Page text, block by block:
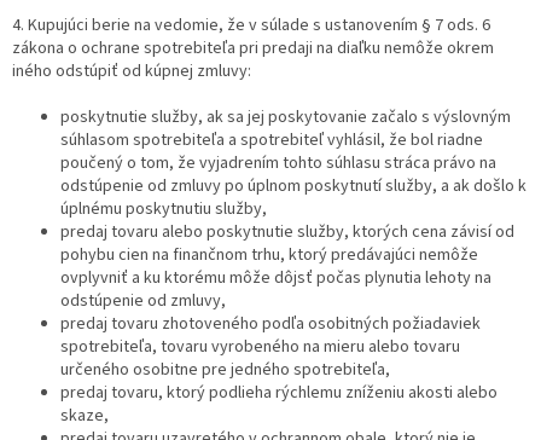
4. Kupujúci berie na vedomie, že v súlade s ustanovením § 7 ods. 6
zákona o ochrane spotrebiteľa pri predaji na diaľku nemôže okrem
iného odstúpiť od kúpnej zmluvy:
poskytnutie služby, ak sa jej poskytovanie začalo s výslovným
súhlasom spotrebiteľa a spotrebiteľ vyhlásil, že bol riadne
poučený o tom, že vyjadrením tohto súhlasu stráca právo na
odstúpenie od zmluvy po úplnom poskytnutí služby, a ak došlo k
úplnému poskytnutiu služby,
predaj tovaru alebo poskytnutie služby, ktorých cena závisí od
pohybu cien na finančnom trhu, ktorý predávajúci nemôže
ovplyvniť a ku ktorému môže dôjsť počas plynutia lehoty na
odstúpenie od zmluvy,
predaj tovaru zhotoveného podľa osobitných požiadaviek
spotrebiteľa, tovaru vyrobeného na mieru alebo tovaru
určeného osobitne pre jedného spotrebiteľa,
predaj tovaru, ktorý podlieha rýchlemu zníženiu akosti alebo
skaze,